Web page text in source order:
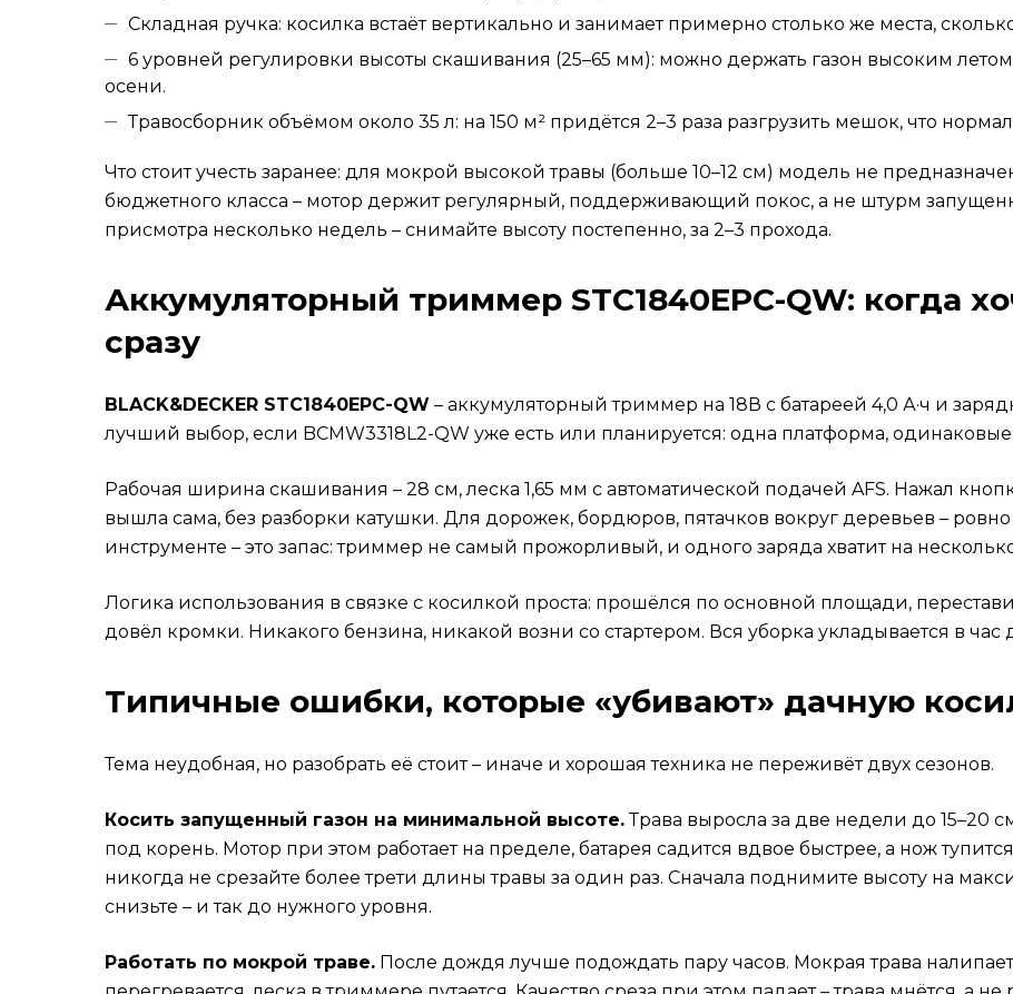
Складная ручка: косилка встаёт вертикально и занимает примерно столько же места,
6 уровней регулировки высоты скашивания (25–65 мм): можно держать газон высоким
осени.
Травосборник объёмом около 35 л: на 150 м² придётся 2–3 раза разгрузить мешок, что
Что стоит учесть заранее: для мокрой высокой травы (больше 10–12 см) модель не
бюджетного класса – мотор держит регулярный, поддерживающий покос, а не штурм
присмотра несколько недель – снимайте высоту постепенно, за 2–3 прохода.
Аккумуляторный триммер STC1840EPC-QW: когда
сразу
BLACK&DECKER STC1840EPC-QW – аккумуляторный триммер на 18В с батареей 4,0 А·ч и
лучший выбор, если BCMW3318L2-QW уже есть или планируется: одна платформа,
Рабочая ширина скашивания – 28 см, леска 1,65 мм с автоматической подачей AFS. Нажал
вышла сама, без разборки катушки. Для дорожек, бордюров, пятачков вокруг деревьев – ровно
инструменте – это запас: триммер не самый прожорливый, и одного заряда хватит на
Логика использования в связке с косилкой проста: прошёлся по основной площади,
довёл кромки. Никакого бензина, никакой возни со стартером. Вся уборка укладывается в час
Типичные ошибки, которые «убивают» дачную
Тема неудобная, но разобрать её стоит – иначе и хорошая техника не переживёт двух сезонов.
Косить запущенный газон на минимальной высоте.Трава выросла за две недели до 15–20
под корень. Мотор при этом работает на пределе, батарея садится вдвое быстрее, а нож
никогда не срезайте более трети длины травы за один раз. Сначала поднимите высоту на
снизьте – и так до нужного уровня.
Работать по мокрой траве. После дождя лучше подождать пару часов. Мокрая трава